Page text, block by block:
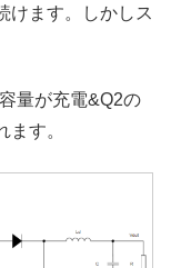
けます。しかしス
量が充電&Q2の
す。